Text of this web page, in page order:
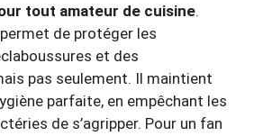
tout amateur de cuisine.
de protéger les
et des
pas seulement. Il maintient
parfaite, en empêchant les
de s’agripper. Pour un fan